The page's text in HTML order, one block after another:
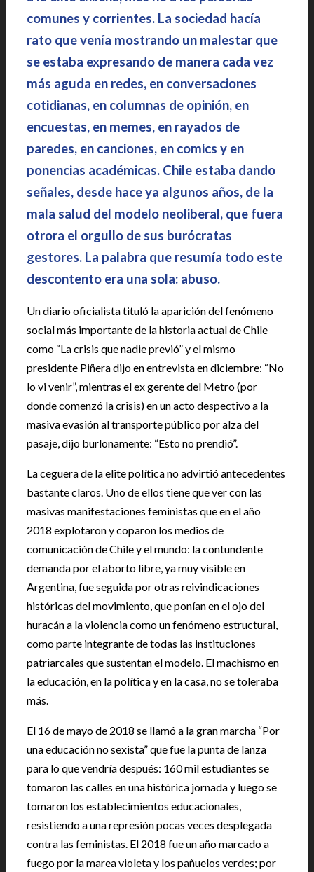
comunes y corrientes. La sociedad hacía
rato que venía mostrando un malestar que
se estaba expresando de manera cada vez
más aguda en redes, en conversaciones
cotidianas, en columnas de opinión, en
encuestas, en memes, en rayados de
paredes, en canciones, en comics y en
ponencias académicas. Chile estaba dando
señales, desde hace ya algunos años, de la
mala salud del modelo neoliberal, que fuera
otrora el orgullo de sus burócratas
gestores. La palabra que resumía todo este
descontento era una sola: abuso.
Un diario oficialista tituló la aparición del fenómeno
social más importante de la historia actual de Chile
como “La crisis que nadie previó” y el mismo
presidente Piñera dijo en entrevista en diciembre: “No
lo vi venir”, mientras el ex gerente del Metro (por
donde comenzó la crisis) en un acto despectivo a la
masiva evasión al transporte público por alza del
pasaje, dijo burlonamente: “Esto no prendió”.
La ceguera de la elite política no advirtió antecedentes
bastante claros. Uno de ellos tiene que ver con las
masivas manifestaciones feministas que en el año
2018 explotaron y coparon los medios de
comunicación de Chile y el mundo: la contundente
demanda por el aborto libre, ya muy visible en
Argentina, fue seguida por otras reivindicaciones
históricas del movimiento, que ponían en el ojo del
huracán a la violencia como un fenómeno estructural,
como parte integrante de todas las instituciones
patriarcales que sustentan el modelo. El machismo en
la educación, en la política y en la casa, no se toleraba
más.
El 16 de mayo de 2018 se llamó a la gran marcha “Por
una educación no sexista” que fue la punta de lanza
para lo que vendría después: 160 mil estudiantes se
tomaron las calles en una histórica jornada y luego se
tomaron los establecimientos educacionales,
resistiendo a una represión pocas veces desplegada
contra las feministas. El 2018 fue un año marcado a
fuego por la marea violeta y los pañuelos verdes; por